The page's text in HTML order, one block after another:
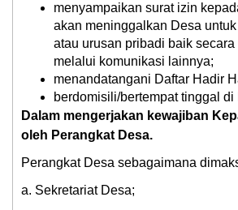
menyampaikan surat izin
akan meninggalkan Desa
atau urusan pribadi baik secara
melalui komunikasi lainnya;
menandatangani Daftar Hadir
berdomisili/bertempat tinggal
Dalam mengerjakan kewajiban
oleh Perangkat Desa.
Perangkat Desa sebagaimana
a. Sekretariat Desa;